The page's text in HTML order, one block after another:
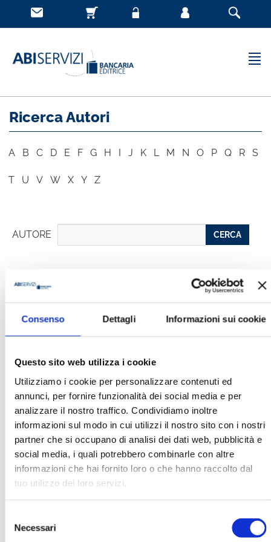
Consenso Dettagli Informazioni sui cookie
Questo sito web utilizza i cookie
Utilizziamo i cookie per personalizzare contenuti ed
annunci, per fornire funzionalità dei social media e per
analizzare il nostro traffico. Condividiamo inoltre
informazioni sul modo in cui utilizzi il nostro sito con i nostri
partner che si occupano di analisi dei dati web, pubblicità e
social media, i quali potrebbero combinarle con altre
informazioni che hai fornito loro o che hanno raccolto dal
tuo utilizzo dei loro servizi.
delNecessari
Ricerca Autori
A B C D E F G H I J K L M N O P Q R S
T U V W X Y Z
AUTORE CERCA
Massimo Doria
Ha pubblicato con noi